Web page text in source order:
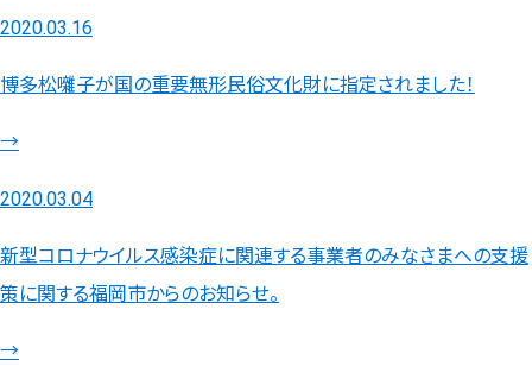
2020.03.16
博多松囃子が国の重要無形民俗文化財に指定されました！
→
2020.03.04
新型コロナウイルス感染症に関連する事業者のみなさまへの支援
策に関する福岡市からのお知らせ。
→